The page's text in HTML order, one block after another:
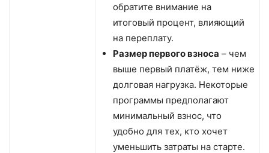
обратите внимание на
итоговый процент, влияющий
на переплату.
Размер первого взноса – чем
выше первый платёж, тем ниже
долговая нагрузка. Некоторые
программы предполагают
минимальный взнос, что
удобно для тех, кто хочет
уменьшить затраты на старте.